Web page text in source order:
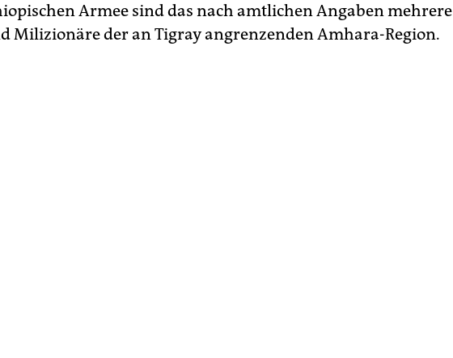
Armee sind das nach amtlichen Angaben mehrere
Milizionäre der an Tigray angrenzenden Amhara-Region.